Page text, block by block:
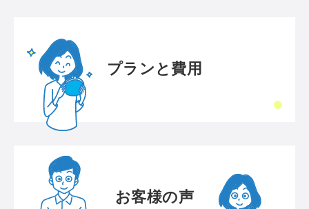
プランと費用
お客様の声